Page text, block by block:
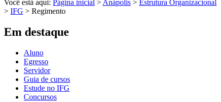
Você está aqui: Página inicial >Anápolis > Estrutura Organizacional
> IFG > Regimento
Em destaque
Aluno
Egresso
Servidor
Guia de cursos
Estude no IFG
Concursos